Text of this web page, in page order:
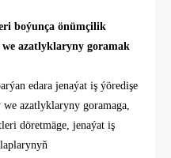
boýunça önümçilik
azatlyklaryny goramak
edara jenaýat iş ýöredişe
azatlyklaryny goramaga,
döretmäge, jenaýat iş